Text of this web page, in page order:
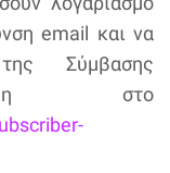
email και να
Σύμβασης
στο